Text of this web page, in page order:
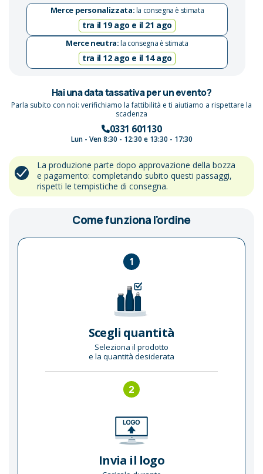
Merce personalizzata:la consegna è stimata
tra il 19 ago e il 21 ago
Merce neutra:la consegna è stimata
tra il 12 ago e il 14 ago
Hai una data tassativa per un evento?
Parla subito con noi: verifichiamo la fattibilità e ti aiutiamo a rispettare la
scadenza
0331 601130
Lun - Ven 8:30 - 12:30 e 13:30 - 17:30
La produzione parte dopo approvazione della bozza
e pagamento: completando subito questi passaggi,
rispetti le tempistiche di consegna.
Come funziona l'ordine
1
Scegli quantità
Seleziona il prodotto
e la quantità desiderata
2
Invia il logo